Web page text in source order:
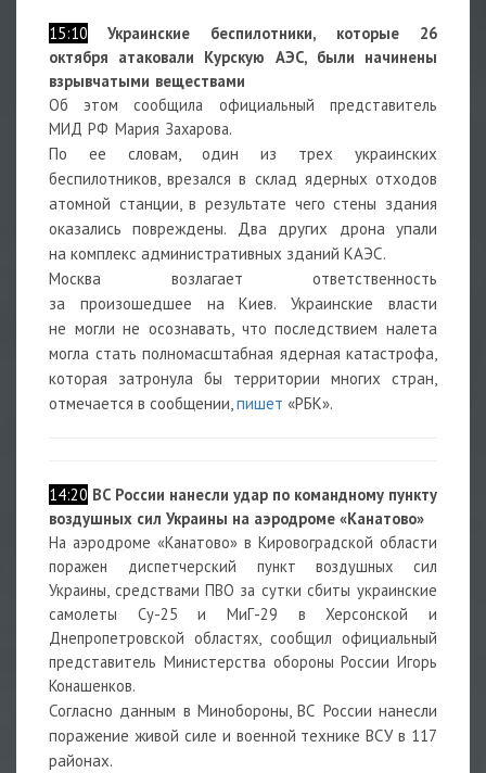
15:10
Украинские беспилотники, которые 26
октября атаковали Курскую АЭС, были начинены
взрывчатыми веществами
Об этом сообщила официальный представитель
МИД РФ Мария Захарова.
По ее словам, один из трех украинских
беспилотников, врезался в склад ядерных отходов
атомной станции, в результате чего стены здания
оказались повреждены. Два других дрона упали
на комплекс административных зданий КАЭС.
Москва возлагает ответственность
за произошедшее на Киев. Украинские власти
не могли не осознавать, что последствием налета
могла стать полномасштабная ядерная катастрофа,
которая затронула бы территории многих стран,
отмечается в сообщении,пишет «РБК».
14:20 ВС России нанесли удар по командному пункту
воздушных сил Украины на аэродроме «Канатово»
На аэродроме «Канатово» в Кировоградской области
поражен диспетчерский пункт воздушных сил
Украины, средствами ПВО за сутки сбиты украинские
самолеты Су-25 и МиГ-29 в Херсонской и
Днепропетровской областях, сообщил официальный
представитель Министерства обороны России Игорь
Конашенков.
Согласно данным в Минобороны, ВС России нанесли
поражение живой силе и военной технике ВСУ в 117
районах.